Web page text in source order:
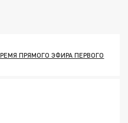
ПРЯМОГО ЭФИРА ПЕРВОГО